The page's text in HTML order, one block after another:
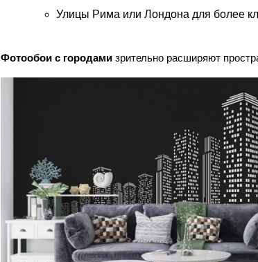
Улицы Рима или Лондона для более
Фотообои с городами зрительно расширяют